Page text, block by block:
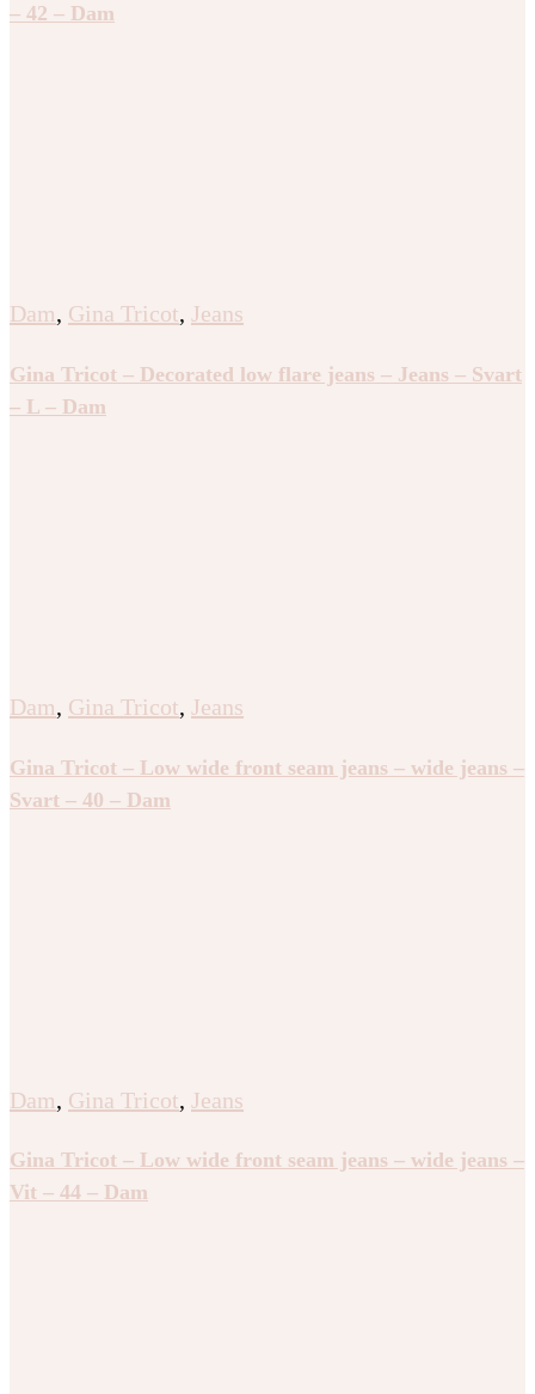
– 42 – Dam
Dam, Gina Tricot, Jeans
Gina Tricot – Decorated low flare jeans – Jeans – Svart
– L – Dam
Dam, Gina Tricot, Jeans
Gina Tricot – Low wide front seam jeans – wide jeans –
Svart – 40 – Dam
Dam, Gina Tricot, Jeans
Gina Tricot – Low wide front seam jeans – wide jeans –
Vit – 44 – Dam